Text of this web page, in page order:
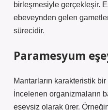
birleşmesiyle gerçekleşir.
ebeveynden gelen
sürecidir.
Paramesyum
Mantarların karakteristik
İncelenen organizmaların
eşeysiz olarak ürer.